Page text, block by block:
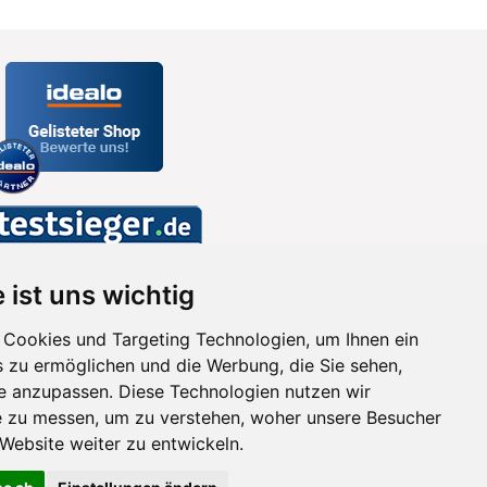
ist uns wichtig
und Targeting Technologien, um Ihnen ein
ermöglichen und die Werbung, die Sie sehen,
anzupassen. Diese Technologien nutzen wir
messen, um zu verstehen, woher unsere Besucher
weiter zu entwickeln.